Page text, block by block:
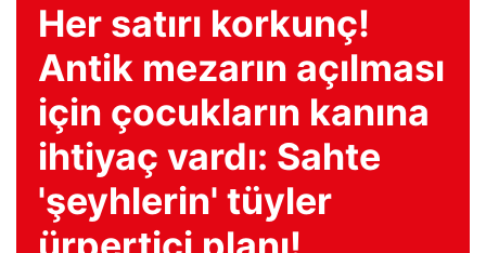
Her satırı korkunç!
Antik mezarın açılması
için çocukların kanına
ihtiyaç vardı: Sahte
'şeyhlerin' tüyler